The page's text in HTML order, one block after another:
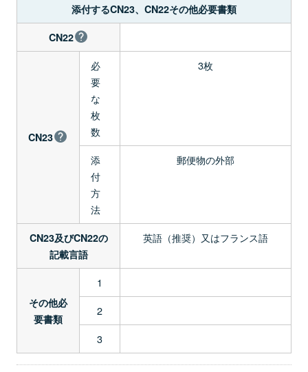
添付するCN23、CN22その他必要書類
CN22
CN23
必
要
な
枚
数
3枚
添
付
方
法
郵便物の外部
CN23及びCN22の
記載言語
英語（推奨）又はフランス語
その他必
要書類
1
2
3